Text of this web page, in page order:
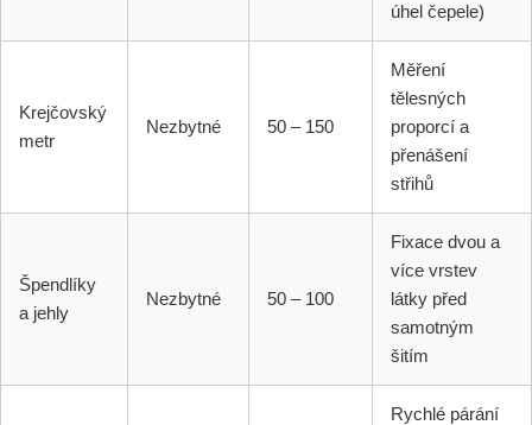
úhel čepele)
Krejčovský
metr
Nezbytné 50 – 150
Měření
tělesných
proporcí a
přenášení
střihů
Špendlíky
a jehly
Nezbytné 50 – 100
Fixace dvou a
více vrstev
látky před
samotným
šitím
Rychlé párání